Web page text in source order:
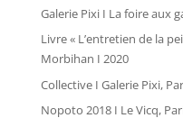
Galerie Pixi I La foire aux
Livre « L’entretien de la
Morbihan I 2020
Collective I Galerie Pixi,
Nopoto 2018 I Le Vicq,